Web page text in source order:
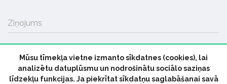
Ziņojums
SŪTĪT
Mūsu tīmekļa vietne izmanto sīkdatnes (cookies), lai
analizētu datuplūsmu un nodrošinātu sociālo saziņas
līdzekļu funkcijas. Ja piekrītat sīkdatņu saglabāšanai savā